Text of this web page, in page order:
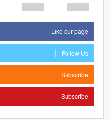
Like our page
Follow Us
Subscribe
Subscribe